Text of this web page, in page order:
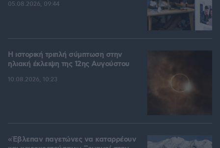
05.08.2026, 09:44
Η ιστορική τριπλή σύμπτωση στην
ηλιακή έκλειψη της 12ης Αυγούστου
10.08.2026, 10:23
«Έβλεπαν παγετώνες να καταρρέουν